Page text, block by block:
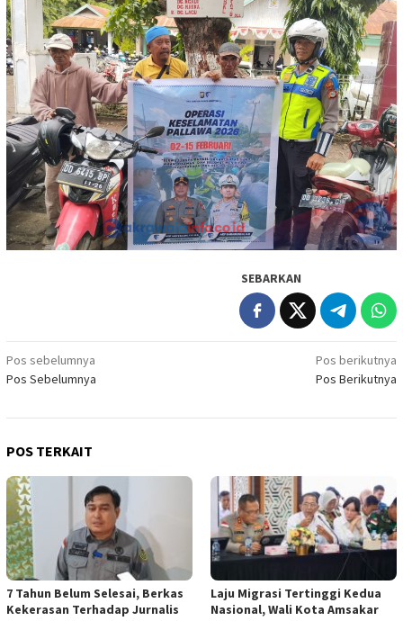
SEBARKAN
Navigasi
pos
Pos sebelumnya
Pos Sebelumnya
Pos berikutnya
Pos Berikutnya
POS TERKAIT
7 Tahun Belum Selesai, Berkas
Kekerasan Terhadap Jurnalis
Laju Migrasi Tertinggi Kedua
Nasional, Wali Kota Amsakar